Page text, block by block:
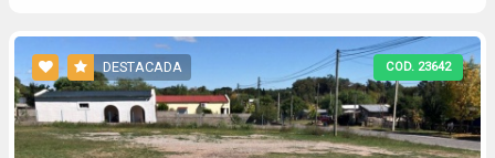
DESTACADA COD. 23642